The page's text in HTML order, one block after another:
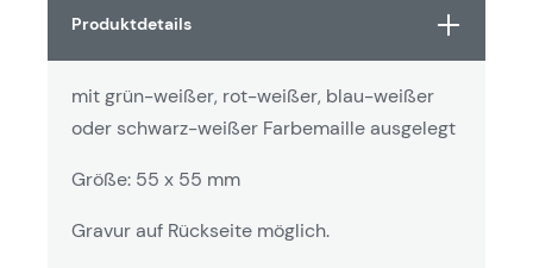
Produktdetails
mit grün-weißer, rot-weißer, blau-weißer
oder schwarz-weißer Farbemaille ausgelegt
Größe: 55 x 55 mm
Gravur auf Rückseite möglich.